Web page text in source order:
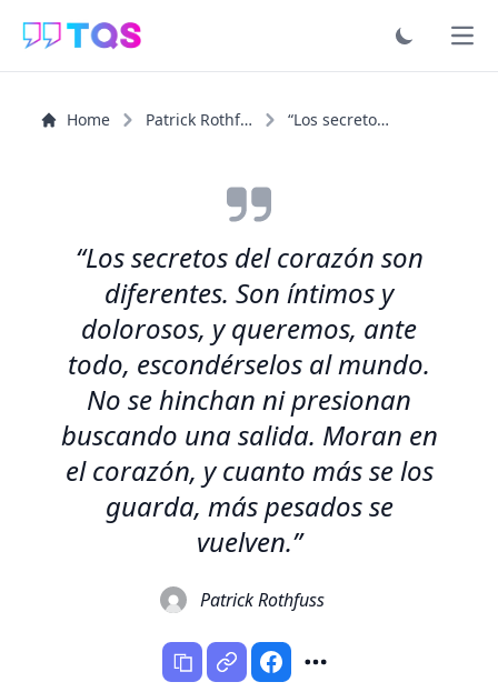
Home Patrick Rothfuss “Los secretos del corazón son diferentes. Son íntimos y...”
“Los secretos del corazón son
diferentes. Son íntimos y
dolorosos, y queremos, ante
todo, escondérselos al mundo.
No se hinchan ni presionan
buscando una salida. Moran en
el corazón, y cuanto más se los
guarda, más pesados se
vuelven.”
Patrick Rothfuss